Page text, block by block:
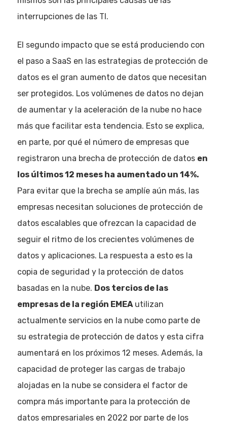
interrupciones de las TI.
El segundo impacto que se está produciendo con
el paso a SaaS en las estrategias de protección de
datos es el gran aumento de datos que necesitan
ser protegidos. Los volúmenes de datos no dejan
de aumentar y la aceleración de la nube no hace
más que facilitar esta tendencia. Esto se explica,
en parte, por qué el número de empresas que
registraron una brecha de protección de datos en
los últimos 12 meses ha aumentado un 14%.
Para evitar que la brecha se amplíe aún más, las
empresas necesitan soluciones de protección de
datos escalables que ofrezcan la capacidad de
seguir el ritmo de los crecientes volúmenes de
datos y aplicaciones. La respuesta a esto es la
copia de seguridad y la protección de datos
basadas en la nube. Dos tercios de las
empresas de la región EMEAutilizan
actualmente servicios en la nube como parte de
su estrategia de protección de datos y esta cifra
aumentará en los próximos 12 meses. Además, la
capacidad de proteger las cargas de trabajo
alojadas en la nube se considera el factor de
compra más importante para la protección de
datos empresariales en 2022 por parte de los